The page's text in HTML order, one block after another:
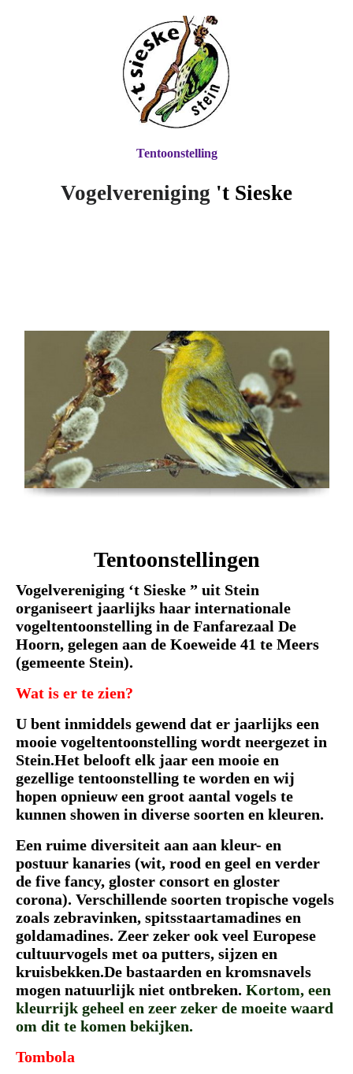
Vogelvereniging 't Sieske
Tentoonstelling
Tentoonstellingen
Vogelvereniging ‘t Sieske ” uit Stein
organiseert jaarlijks haar internationale
vogeltentoonstelling in de Fanfarezaal De
Hoorn, gelegen aan de Koeweide 41 te Meers
(gemeente Stein).
Wat is er te zien?
U bent inmiddels gewend dat er jaarlijks een
mooie vogeltentoonstelling wordt neergezet in
Stein.Het belooft elk jaar een mooie en
gezellige tentoonstelling te worden en wij
hopen opnieuw een groot aantal vogels te
kunnen showen in diverse soorten en kleuren.
Een ruime diversiteit aan aan kleur- en
postuur kanaries (wit, rood en geel en verder
de five fancy, gloster consort en gloster
corona). Verschillende soorten tropische vogels
zoals zebravinken, spitsstaartamadines en
goldamadines. Zeer zeker ook veel Europese
cultuurvogels met oa putters, sijzen en
kruisbekken.De bastaarden en kromsnavels
mogen natuurlijk niet ontbreken. Kortom, een
kleurrijk geheel en zeer zeker de moeite waard
om dit te komen bekijken.
Tombola